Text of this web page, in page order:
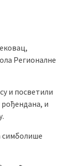
Регионалне
и посветили
и
симболише